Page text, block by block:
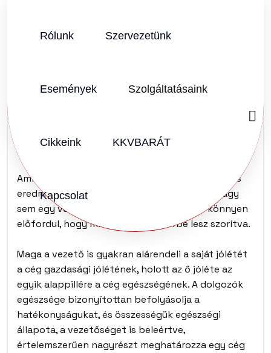
Rólunk Szervezetünk
Események Szolgáltatásaink
Cikkeink KKVBARÁT
Kapcsolat
2025.06.05. Vélemény (0)
vezetők?
Amikor másról se hallani, mint hatékonyságról és
eredményekről – tény, hogy ezek igazolják, vagy
sem egy vezető létjogosultságát – akkor könnyen
előfordul, hogy minden más háttérbe lesz szorítva.
Maga a vezető is gyakran alárendeli a saját jólétét
a cég gazdasági jólétének, holott az ő jóléte az
egyik alappillére a cég egészségének. A dolgozók
egészsége bizonyítottan befolyásolja a
hatékonyságukat, és összességük egészségi
állapota, a vezetőséget is beleértve,
értelemszerűen nagyrészt meghatározza egy cég